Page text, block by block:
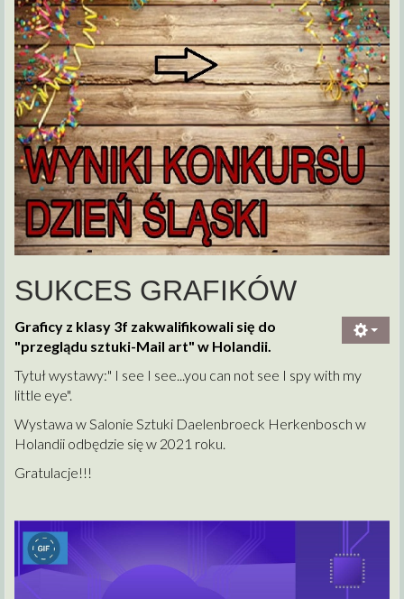
SUKCES GRAFIKÓW
Graficy z klasy 3f zakwalifikowali się do
"przeglądu sztuki-Mail art" w Holandii.
Tytuł wystawy:" I see I see...you can not see I spy with my
little eye".
Wystawa w Salonie Sztuki Daelenbroeck Herkenbosch w
Holandii odbędzie się w 2021 roku.
Gratulacje!!!